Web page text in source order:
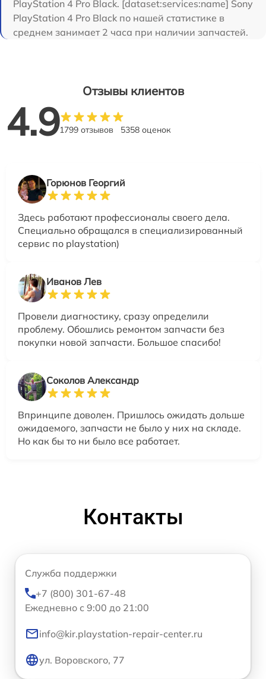
PlayStation 4 Pro Black. [dataset:services:name] Sony
PlayStation 4 Pro Black по нашей статистике в
среднем занимает 2 часа при наличии запчастей.
Отзывы клиентов
4.91799 отзывов 5358 оценок
Горюнов Георгий
Здесь работают профессионалы своего дела.
Специально обращался в специализированный
сервис по playstation)
Иванов Лев
Провели диагностику, сразу определили
проблему. Обошлись ремонтом запчасти без
покупки новой запчасти. Большое спасибо!
Соколов Александр
Впринципе доволен. Пришлось ожидать дольше
ожидаемого, запчасти не было у них на складе.
Но как бы то ни было все работает.
Контакты
Служба поддержки
+7 (800) 301-67-48
Ежедневно с 9:00 до 21:00
info@kir.playstation-repair-center.ru
ул. Воровского, 77